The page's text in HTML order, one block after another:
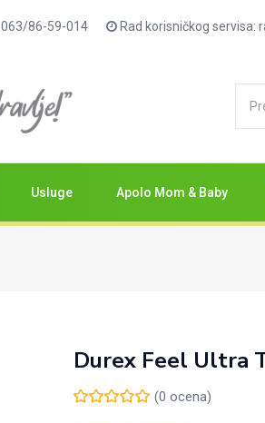
063/86-59-014 Rad korisničkog servisa:
Usluge Apolo Mom & Baby
Durex Feel Ultra
(0 ocena)